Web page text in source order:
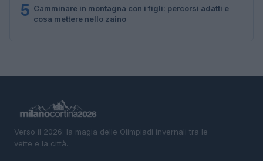
5 Camminare in montagna con i figli: percorsi adatti e
cosa mettere nello zaino
Verso il 2026: la magia delle Olimpiadi invernali tra le
vette e la città.